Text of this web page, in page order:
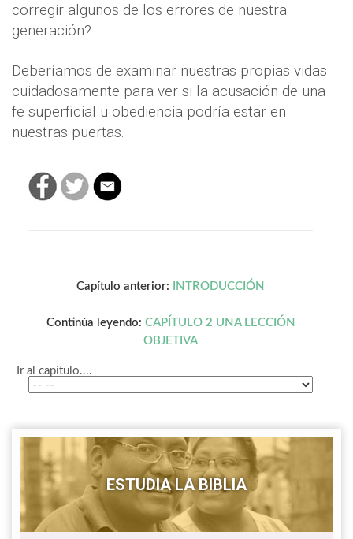
corregir algunos de los errores de nuestra
generación?
Deberíamos de examinar nuestras propias vidas
cuidadosamente para ver si la acusación de una
fe superficial u obediencia podría estar en
nuestras puertas.
Capítulo anterior: INTRODUCCIÓN
Continúa leyendo: CAPÍTULO 2 UNA LECCIÓN
OBJETIVA
Ir al capítulo....
ESTUDIA LA BIBLIA